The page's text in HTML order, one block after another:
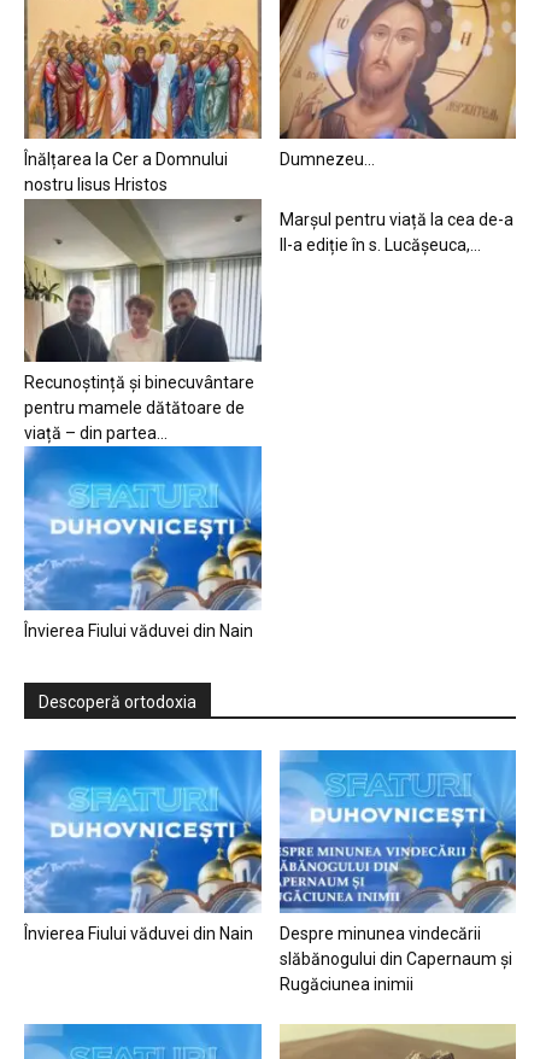
Înălțarea la Cer a Domnului
nostru Iisus Hristos
Dumnezeu…
Recunoștință și binecuvântare
pentru mamele dătătoare de
viață – din partea...
Marșul pentru viață la cea de-a
II-a ediție în s. Lucășeuca,...
Învierea Fiului văduvei din Nain
Descoperă ortodoxia
Învierea Fiului văduvei din Nain
Despre minunea vindecării
slăbănogului din Capernaum și
Rugăciunea inimii